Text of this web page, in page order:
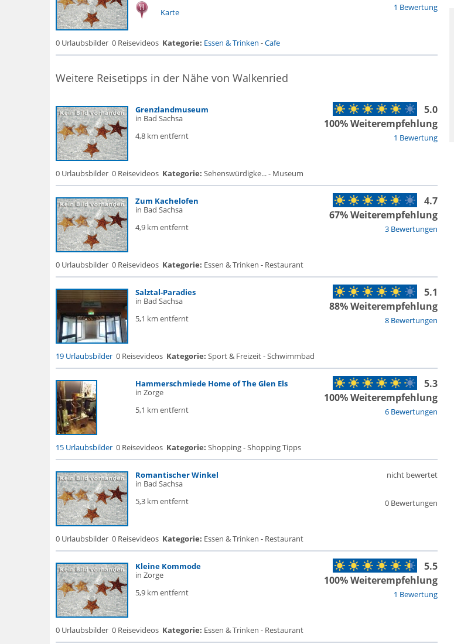
Karte 1 Bewertung
0 Urlaubsbilder 0 Reisevideos Kategorie: Essen & Trinken -Cafe
Weitere Reisetipps in der Nähe von Walkenried
Grenzlandmuseum
in Bad Sachsa
4,8 km entfernt
1 Bewertung
5.0
100% Weiterempfehlung
0 Urlaubsbilder 0 Reisevideos Kategorie: Sehenswürdigke... - Museum
Zum Kachelofen
in Bad Sachsa
4,9 km entfernt
3 Bewertungen
4.7
67% Weiterempfehlung
0 Urlaubsbilder 0 Reisevideos Kategorie: Essen & Trinken - Restaurant
Salztal-Paradies
in Bad Sachsa
5,1 km entfernt
8 Bewertungen
5.1
88% Weiterempfehlung
19 Urlaubsbilder 0 Reisevideos Kategorie: Sport & Freizeit - Schwimmbad
Hammerschmiede Home of The Glen Els
in Zorge
5,1 km entfernt
6 Bewertungen
5.3
100% Weiterempfehlung
15 Urlaubsbilder 0 Reisevideos Kategorie: Shopping - Shopping Tipps
Romantischer Winkel
in Bad Sachsa
5,3 km entfernt
0 Bewertungen
nicht bewertet
0 Urlaubsbilder 0 Reisevideos Kategorie: Essen & Trinken - Restaurant
Kleine Kommode
in Zorge
5,9 km entfernt
1 Bewertung
5.5
100% Weiterempfehlung
0 Urlaubsbilder 0 Reisevideos Kategorie: Essen & Trinken - Restaurant